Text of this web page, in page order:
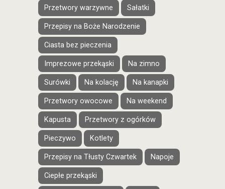
Przetwory warzywne Sałatki
Przepisy na Boże Narodzenie
Ciasta bez pieczenia
Imprezowe przekąski Na zimno
Surówki Na kolację Na kanapki
Przetwory owocowe Na weekend
Kapusta Przetwory z ogórków
Pieczywo Kotlety
Przepisy na Tłusty Czwartek Napoje
Ciepłe przekąski